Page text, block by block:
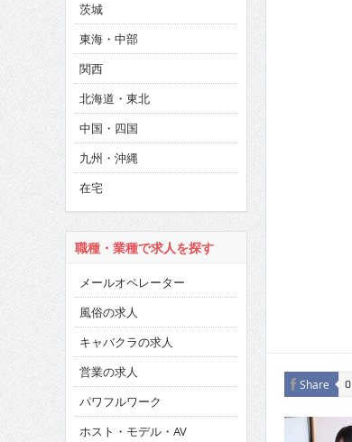
Share 0
茨城
東海・中部
関西
北海道・東北
中国・四国
九州・沖縄
在宅
職種・業種で求人を探す
メールオペレーター
風俗の求人
キャバクラの求人
営業の求人
パワフルワーク
ホスト・モデル・AV